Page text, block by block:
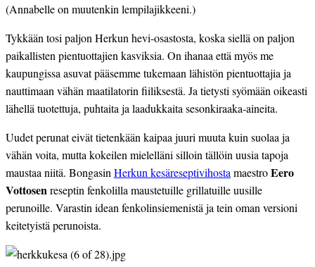
(Annabelle on muutenkin lempilajikkeeni.)
Tykkään tosi paljon Herkun hevi-osastosta, koska siellä on paljon
paikallisten pientuottajien kasviksia. On ihanaa että myös me
kaupungissa asuvat pääsemme tukemaan lähistön pientuottajia ja
nauttimaan vähän maatilatorin fiiliksestä. Ja tietysti syömään oikeasti
lähellä tuotettuja, puhtaita ja laadukkaita sesonkiraaka-aineita.
Uudet perunat eivät tietenkään kaipaa juuri muuta kuin suolaa ja
vähän voita, mutta kokeilen mielelläni silloin tällöin uusia tapoja
maustaa niitä. Bongasin Herkun kesäreseptivihosta maestro Eero
Vottosen reseptin fenkolilla maustetuille grillatuille uusille
perunoille. Varastin idean fenkolinsiemenistä ja tein oman versioni
keitetyistä perunoista.